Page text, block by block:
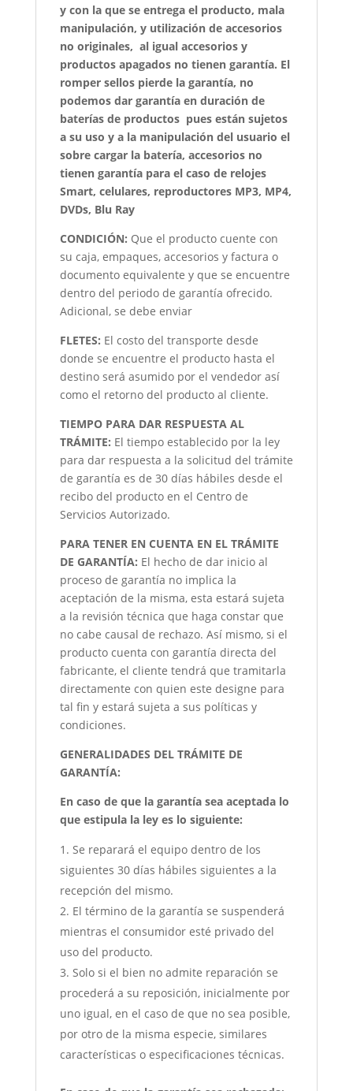
y con la que se entrega el producto, mala
manipulación, y utilización de accesorios
no originales, al igual accesorios y
productos apagados no tienen garantía. El
romper sellos pierde la garantía, no
podemos dar garantía en duración de
baterías de productos pues están sujetos
a su uso y a la manipulación del usuario el
sobre cargar la batería, accesorios no
tienen garantía para el caso de relojes
Smart, celulares, reproductores MP3, MP4,
DVDs, Blu Ray
CONDICIÓN: Que el producto cuente con
su caja, empaques, accesorios y factura o
documento equivalente y que se encuentre
dentro del periodo de garantía ofrecido.
Adicional, se debe enviar
FLETES: El costo del transporte desde
donde se encuentre el producto hasta el
destino será asumido por el vendedor así
como el retorno del producto al cliente.
TIEMPO PARA DAR RESPUESTA AL
TRÁMITE: El tiempo establecido por la ley
para dar respuesta a la solicitud del trámite
de garantía es de 30 días hábiles desde el
recibo del producto en el Centro de
Servicios Autorizado.
PARA TENER EN CUENTA EN EL TRÁMITE
DE GARANTÍA: El hecho de dar inicio al
proceso de garantía no implica la
aceptación de la misma, esta estará sujeta
a la revisión técnica que haga constar que
no cabe causal de rechazo. Así mismo, si el
producto cuenta con garantía directa del
fabricante, el cliente tendrá que tramitarla
directamente con quien este designe para
tal fin y estará sujeta a sus políticas y
condiciones.
GENERALIDADES DEL TRÁMITE DE
GARANTÍA:
En caso de que la garantía sea aceptada lo
que estipula la ley es lo siguiente:
Se reparará el equipo dentro de los
siguientes 30 días hábiles siguientes a la
recepción del mismo.
El término de la garantía se suspenderá
mientras el consumidor esté privado del
uso del producto.
Solo si el bien no admite reparación se
procederá a su reposición, inicialmente por
uno igual, en el caso de que no sea posible,
por otro de la misma especie, similares
características o especificaciones técnicas.